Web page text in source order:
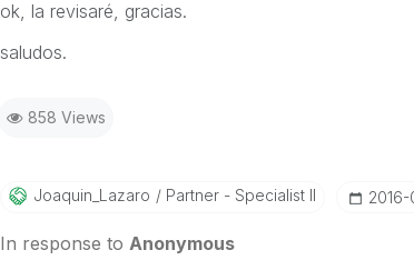
ok, la revisaré, gracias.
saludos.
858 Views
Joaquin_Lazaro Partner - Specialist II ‎2016-
In response to Anonymous